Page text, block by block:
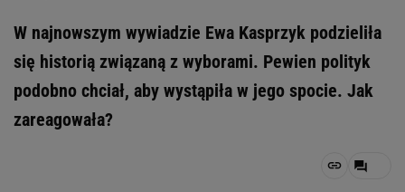
W najnowszym wywiadzie Ewa Kasprzyk podzieliła
się historią związaną z wyborami. Pewien polityk
podobno chciał, aby wystąpiła w jego spocie. Jak
zareagowała?